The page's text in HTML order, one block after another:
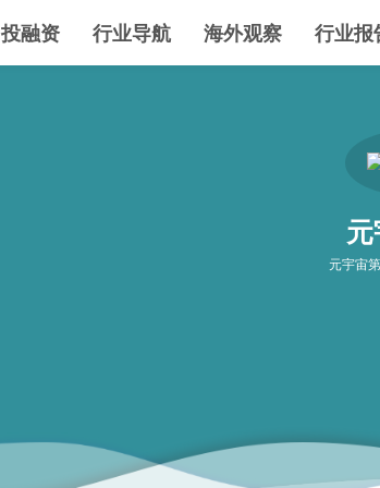
投融资 行业导航 海外观察 行业报
元宇宙